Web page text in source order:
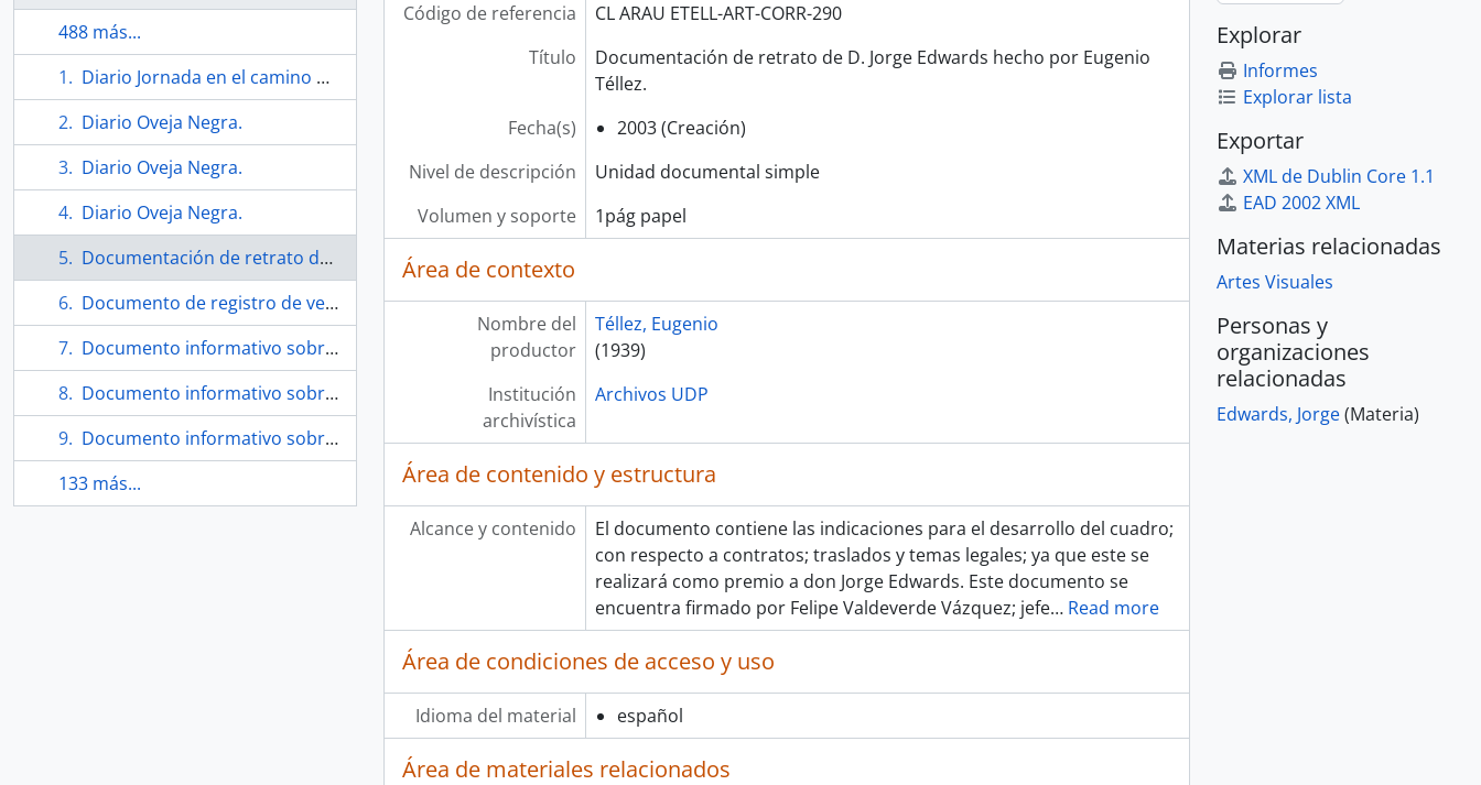
488 más...
Diario Jornada en el camino andamos.
Diario Oveja Negra.
Diario Oveja Negra.
Diario Oveja Negra.
Documentación de retrato de D. Jorge Edwards hecho por Eugenio Téllez.
Documento de registro de venta de obras.
Documento informativo sobre el evento Invisible Stories.
Documento informativo sobre el evento Invisible Stories.
Documento informativo sobre exposición gráfica por invitación A. C. T. de grabadores de Toronto.
133 más...
Código de referencia
CL ARAU ETELL-ART-CORR-290
Título
Documentación de retrato de D. Jorge Edwards hecho por Eugenio
Téllez.
Fecha(s)
2003 (Creación)
Nivel de descripción
Unidad documental simple
Volumen y soporte
1pág papel
Área de contexto
Nombre del
productor
Téllez, Eugenio
(1939)
Institución
archivística
Archivos UDP
Área de contenido y estructura
Alcance y contenido
El documento contiene las indicaciones para el desarrollo del cuadro;
con respecto a contratos; traslados y temas legales; ya que este se
realizará como premio a don Jorge Edwards. Este documento se
encuentra firmado por Felipe Valdeverde Vázquez; jefe… Read more
Área de condiciones de acceso y uso
Idioma del material español
Área de materiales relacionados
Explorar
Informes
Explorar lista
Exportar
XML de Dublin Core 1.1
EAD 2002 XML
Materias relacionadas
Artes Visuales
Personas y
organizaciones
relacionadas
Edwards, Jorge(Materia)